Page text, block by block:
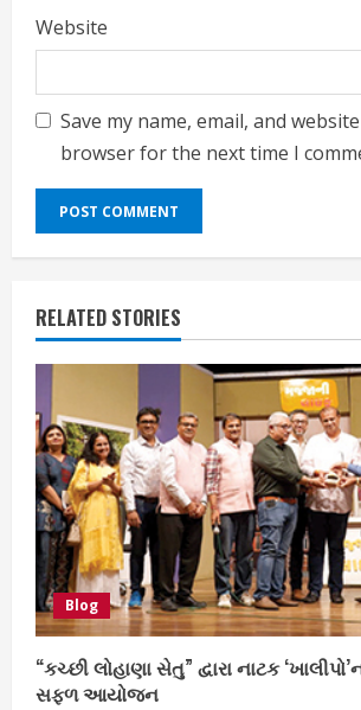
Website
Save my name, email, and
browser for the next time I
RELATED STORIES
Blog
“કચ્છી લોહાણા સેતુ” દ્વારા નાટક
સફળ આયોજન